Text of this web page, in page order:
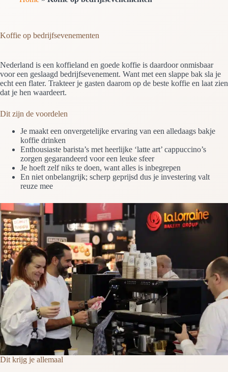
Koffie op bedrijfsevenementen
Nederland is een koffieland en goede koffie is daardoor onmisbaar
voor een geslaagd bedrijfsevenement. Want met een slappe bak sla je
echt een flater. Trakteer je gasten daarom op de beste koffie en laat zien
dat je hen waardeert.
Dit zijn de voordelen
Je maakt een onvergetelijke ervaring van een alledaags bakje
koffie drinken
Enthousiaste barista’s met heerlijke ‘latte art’ cappuccino’s
zorgen gegarandeerd voor een leuke sfeer
Je hoeft zelf niks te doen, want alles is inbegrepen
En niet onbelangrijk; scherp geprijsd dus je investering valt
reuze mee
Dit krijg je allemaal